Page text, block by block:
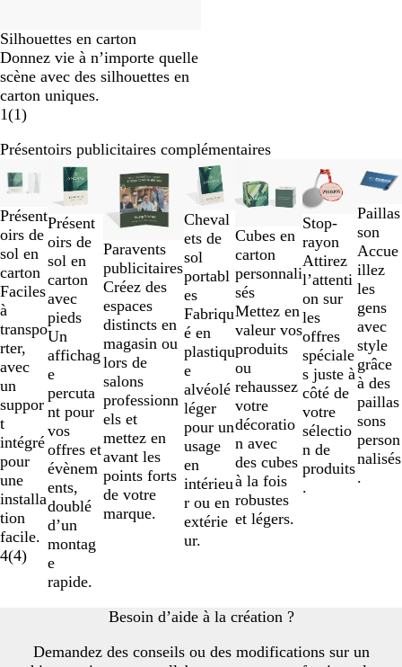
Silhouettes en carton
Donnez vie à n’importe quelle
scène avec des silhouettes en
carton uniques.
1(1)
Présentoirs publicitaires complémentaires
Présent
oirs de
sol en
carton
Faciles
à
transpo
rter,
avec
un
suppor
t
intégré
pour
une
installa
tion
facile.
4(4)
Présent
oirs de
sol en
carton
avec
pieds
Un
affichag
e
percuta
nt pour
vos
offres et
évènem
ents,
doublé
d’un
montag
e
rapide.
Nouvelles options
Paravents
publicitaires
Créez des
espaces
distincts en
magasin ou
lors de
salons
professionn
els et
mettez en
avant les
points forts
de votre
marque.
Cheval
ets de
sol
portabl
es
Fabriqu
é en
plastiqu
e
alvéolé
léger
pour un
usage
en
intérieu
r ou en
extérie
ur.
Cubes en
carton
personnali
sés
Mettez en
valeur vos
produits
ou
rehaussez
votre
décoratio
n avec
des cubes
à la fois
robustes
et légers.
Stop-
rayon
Attirez
l’attenti
on sur
les
offres
spéciale
s juste à
côté de
votre
sélectio
n de
produits
.
Paillas
son
Accue
illez
les
gens
avec
style
grâce
à des
paillas
sons
person
nalisés
.
Diapositives
2
sur
7
Besoin d’aide à la création ?
Demandez des conseils ou des modifications sur un